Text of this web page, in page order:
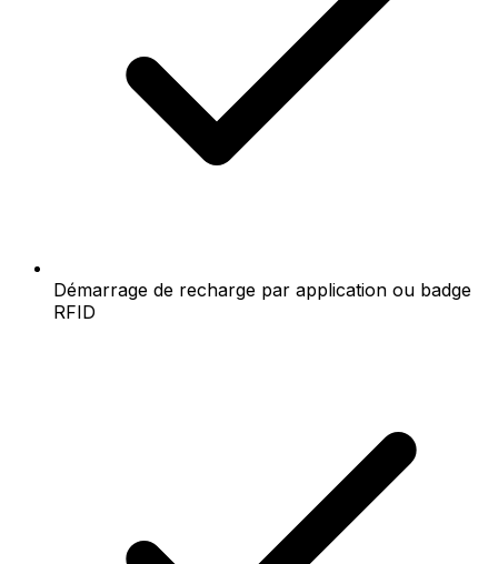
Démarrage de recharge par application ou badge
RFID